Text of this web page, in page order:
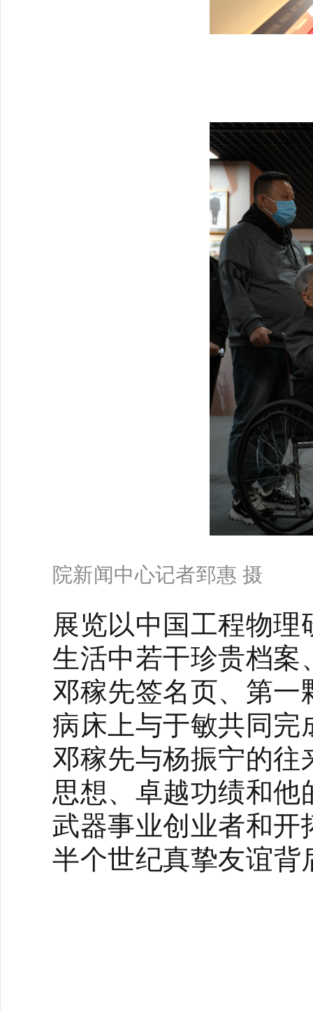
院新闻中心记者郅惠 摄
展览以中国工程物理
生活中若干珍贵档案
邓稼先签名页、第一
病床上与于敏共同
邓稼先与杨振宁的往
思想、卓越功绩和他
武器事业创业者和开
半个世纪真挚友谊背